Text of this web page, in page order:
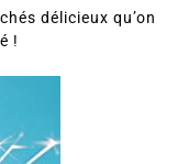
délicieux qu’on
!